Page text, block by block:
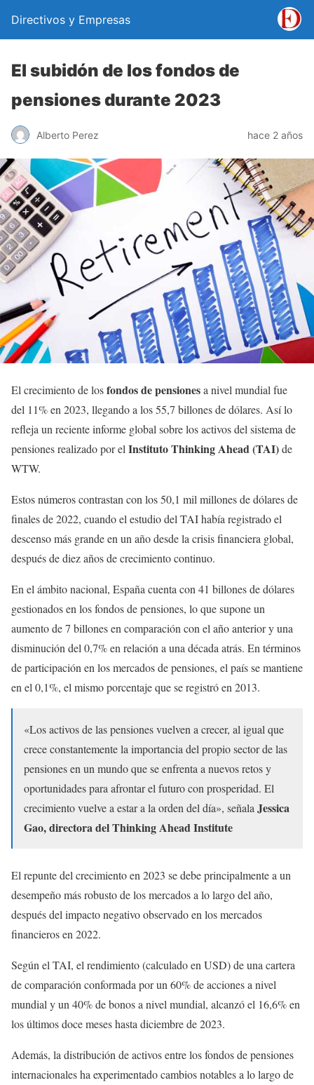
Directivos y Empresas
El subidón de los fondos de
pensiones durante 2023
Alberto Perez hace 2 años
El crecimiento de losfondos de pensionesa nivel mundial fue
del 11% en 2023, llegando a los 55,7 billones de dólares. Así lo
refleja un reciente informe global sobre los activos del sistema de
pensiones realizado por el Instituto Thinking Ahead (TAI)de
WTW.
Estos números contrastan con los 50,1 mil millones de dólares de
finales de 2022, cuando el estudio del TAI había registrado el
descenso más grande en un año desde la crisis financiera global,
después de diez años de crecimiento continuo.
En el ámbito nacional, España cuenta con 41 billones de dólares
gestionados en los fondos de pensiones, lo que supone un
aumento de 7 billones en comparación con el año anterior y una
disminución del 0,7% en relación a una década atrás. En términos
de participación en los mercados de pensiones, el país se mantiene
en el 0,1%, el mismo porcentaje que se registró en 2013.
«Los activos de las pensiones vuelven a crecer, al igual que
crece constantemente la importancia del propio sector de las
pensiones en un mundo que se enfrenta a nuevos retos y
oportunidades para afrontar el futuro con prosperidad. El
crecimiento vuelve a estar a la orden del día», señala Jessica
Gao, directora del Thinking Ahead Institute
El repunte del crecimiento en 2023 se debe principalmente a un
desempeño más robusto de los mercados a lo largo del año,
después del impacto negativo observado en los mercados
financieros en 2022.
Según el TAI, el rendimiento (calculado en USD) de una cartera
de comparación conformada por un 60% de acciones a nivel
mundial y un 40% de bonos a nivel mundial, alcanzó el 16,6% en
los últimos doce meses hasta diciembre de 2023.
Además, la distribución de activos entre los fondos de pensiones
internacionales ha experimentado cambios notables a lo largo de